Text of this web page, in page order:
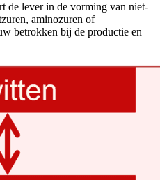
de lever in de vorming van niet-
aminozuren of
betrokken bij de productie en